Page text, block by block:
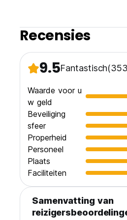
verblijven of dat een boeking
Recensies
9.5Fantastisch
Waarde voor u
w geld
Beveiliging
sfeer
Properheid
Personeel
Plaats
Faciliteiten
Samenvatting van